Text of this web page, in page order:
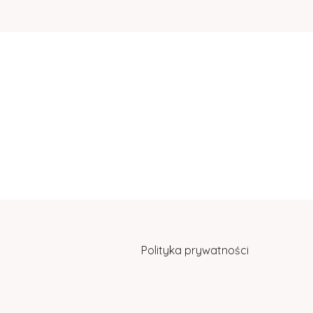
Polityka prywatności